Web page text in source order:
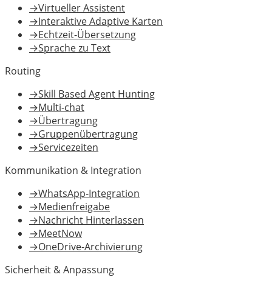
→Virtueller Assistent
→Interaktive Adaptive Karten
→Echtzeit-Übersetzung
→Sprache zu Text
Routing
→Skill Based Agent Hunting
→Multi-chat
→Übertragung
→Gruppenübertragung
→Servicezeiten
Kommunikation & Integration
→WhatsApp-Integration
→Medienfreigabe
→Nachricht Hinterlassen
→MeetNow
→OneDrive-Archivierung
Sicherheit & Anpassung